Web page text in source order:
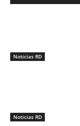
Noticias RD
Noticias RD